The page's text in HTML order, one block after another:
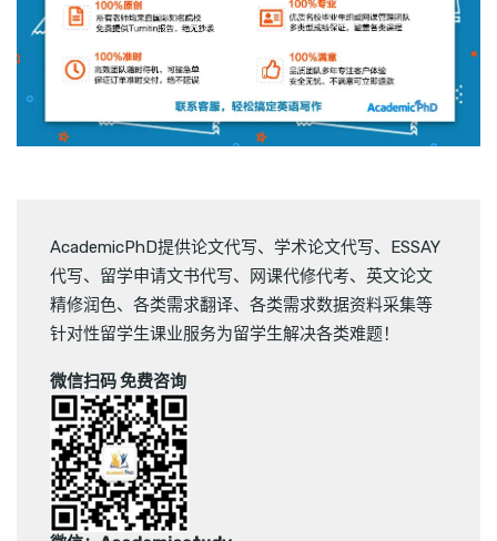
AcademicPhD提供论文代写、 学术论文代写、 ESSAY
代写、 留学申请文书代写、 网课代修代考、 英文论文
精修润色、 各类需求翻译、 各类需求数据资料采集等
针对性留学生课业服务为留学生解决各类难题！
微信扫码 免费咨询